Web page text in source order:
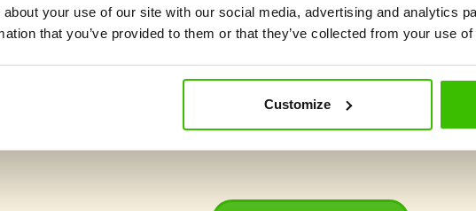
about your use of our site with our social media, advertising and analytics
that you’ve provided to them or that they’ve collected from your use
Customize